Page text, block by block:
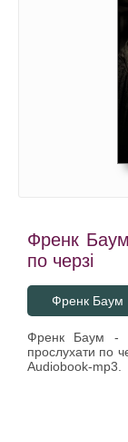
Френк Баум
по черзі
Френк Баум
Френк Баум -
прослухати по
Audiobook-mp3.